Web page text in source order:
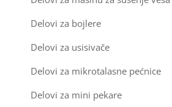
Ostali materijal za montažu
Delovi za bojlere
Delovi za usisivače
Delovi za mikrotalasne pećnice
Delovi za mini pekare